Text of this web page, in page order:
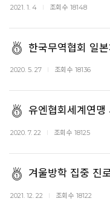
2021. 1. 4 조회수 18148
한국무역협회 일
2020. 5. 27 조회수 18136
유엔협회세계연
2020. 7. 22 조회수 18125
겨울방학 집중 진
2021. 12. 22 조회수 18122